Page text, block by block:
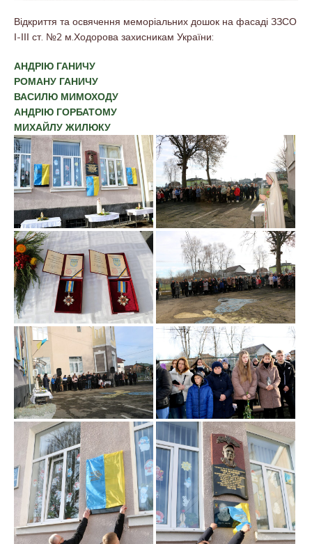
Відкриття та освячення меморіальних дошок на фасаді ЗЗСО
І-ІІІ ст. №2 м.Ходорова захисникам України:
АНДРІЮ ГАНИЧУ
РОМАНУ ГАНИЧУ
ВАСИЛЮ МИМОХОДУ
АНДРІЮ ГОРБАТОМУ
МИХАЙЛУ ЖИЛЮКУ